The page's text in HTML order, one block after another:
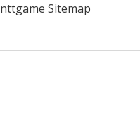
nttgame Sitemap